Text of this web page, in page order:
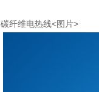
碳纤维电热线<图片>